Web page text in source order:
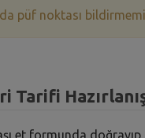
püf noktası
Tarifi
et formunda